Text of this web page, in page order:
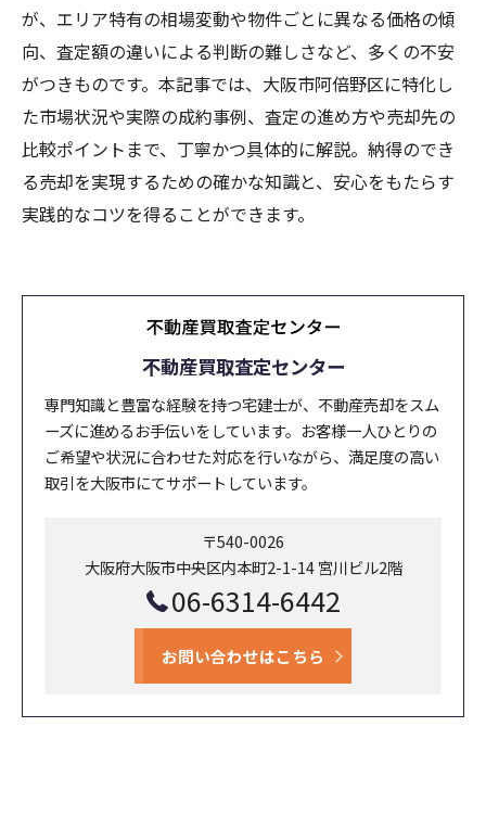
が、エリア特有の相場変動や物件ごとに異なる価格の傾
向、査定額の違いによる判断の難しさなど、多くの不安
がつきものです。本記事では、大阪市阿倍野区に特化し
た市場状況や実際の成約事例、査定の進め方や売却先の
比較ポイントまで、丁寧かつ具体的に解説。納得のでき
る売却を実現するための確かな知識と、安心をもたらす
実践的なコツを得ることができます。
不動産買取査定センター
専門知識と豊富な経験を持つ宅建士が、不動産売却をスム
ーズに進めるお手伝いをしています。お客様一人ひとりの
ご希望や状況に合わせた対応を行いながら、満足度の高い
取引を大阪市にてサポートしています。
〒540-0026
大阪府大阪市中央区内本町2-1-14 宮川ビル2階
06-6314-6442
お問い合わせはこちら